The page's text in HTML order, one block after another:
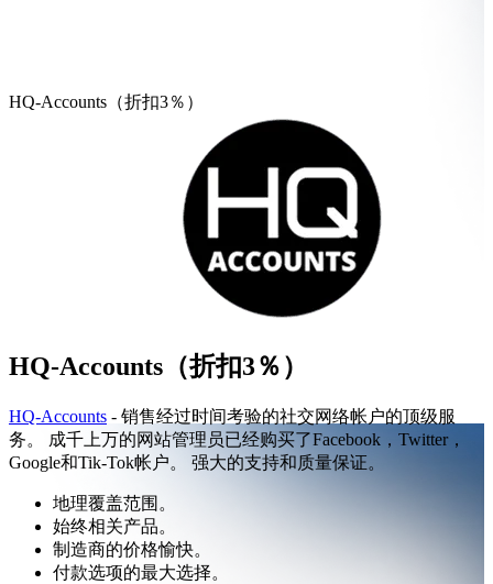
HQ-Accounts（折扣3％）
HQ-Accounts（折扣3％）
HQ-Accounts - 销售经过时间考验的社交网络帐户的顶级服
务。 成千上万的网站管理员已经购买了Facebook，Twitter，
Google和Tik-Tok帐户。 强大的支持和质量保证。
地理覆盖范围。
始终相关产品。
制造商的价格愉快。
付款选项的最大选择。